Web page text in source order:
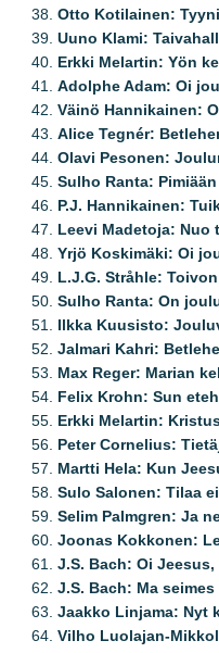
Otto Kotilainen:
Uuno Klami:
Erkki Melartin: Yön
Adolphe Adam: Oi
Väinö Hannikainen:
Alice Tegnér:
Olavi Pesonen:
Sulho Ranta:
P.J. Hannikainen:
Leevi Madetoja: Nuo
Yrjö Koskimäki: Oi
L.J.G. Stråhle:
Sulho Ranta: On
Ilkka Kuusisto:
Jalmari Kahri:
Max Reger: Marian
Felix Krohn: Sun
Erkki Melartin:
Peter Cornelius:
Martti Hela: Kun
Sulo Salonen: Tilaa
Selim Palmgren: Ja
Joonas Kokkonen:
J.S. Bach: Oi
J.S. Bach: Ma
Jaakko Linjama: Nyt
Vilho Luolajan-